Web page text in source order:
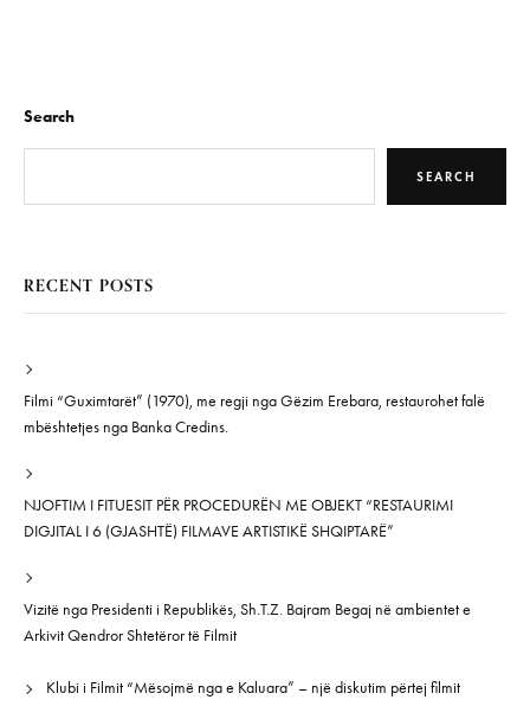
Search
SEARCH
RECENT POSTS
Filmi “Guximtarët” (1970), me regji nga Gëzim Erebara, restaurohet falë
mbështetjes nga Banka Credins.
NJOFTIM I FITUESIT PËR PROCEDURËN ME OBJEKT “RESTAURIMI
DIGJITAL I 6 (GJASHTË) FILMAVE ARTISTIKË SHQIPTARË”
Vizitë nga Presidenti i Republikës, Sh.T.Z. Bajram Begaj në ambientet e
Arkivit Qendror Shtetëror të Filmit
Klubi i Filmit “Mësojmë nga e Kaluara” – një diskutim përtej filmit